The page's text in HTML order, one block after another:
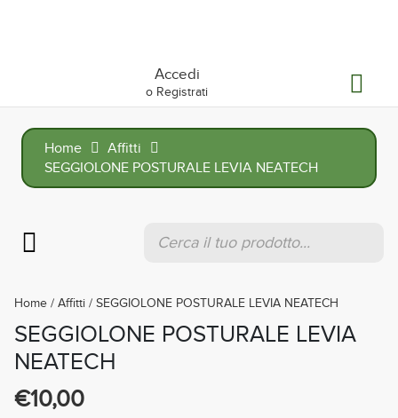
Accedi
o Registrati
Home
Affitti
SEGGIOLONE POSTURALE LEVIA NEATECH
Home / Affitti / SEGGIOLONE POSTURALE LEVIA NEATECH
SEGGIOLONE POSTURALE LEVIA
NEATECH
€10,00
search